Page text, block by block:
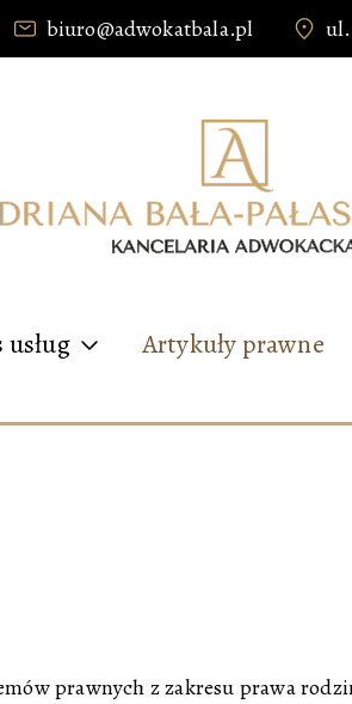
biuro@adwokatbala.pl
Artykuły prawne
prawnych z zakresu prawa